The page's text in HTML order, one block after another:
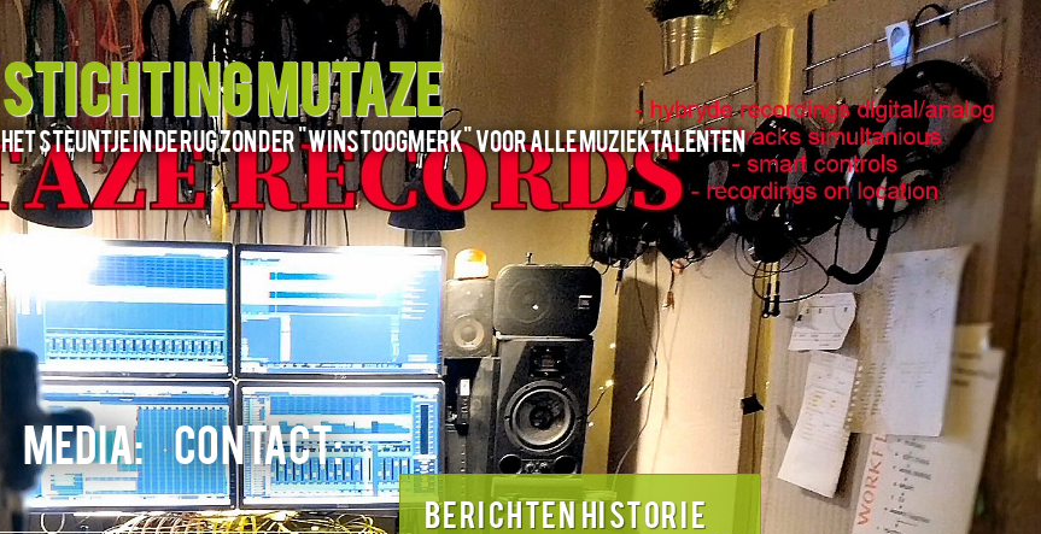
STICHTING MUTAZE
het steuntje in de rug zonder "winstoogmerk" voor alle muziektalenten
MEDIA: CONTACT:
BERICHTEN HISTORIE